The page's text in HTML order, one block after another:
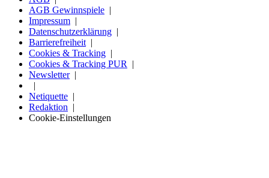
AGB Gewinnspiele
Impressum
Datenschutzerklärung
Barrierefreiheit
Cookies & Tracking
Cookies & Tracking PUR
Newsletter
Netiquette
Redaktion
Cookie-Einstellungen